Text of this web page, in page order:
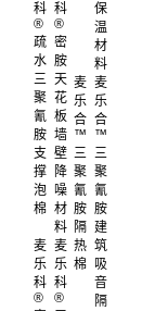
科
®
疏
水
三
聚
氰
胺
支
撑
泡
棉
科
®
密
胺
天
花
板
墙
壁
降
噪
材
料
麦
乐
科
®
麦
乐
科
®
保
温
材
料
麦
乐
合
™
三
聚
氰
胺
隔
热
棉
麦
乐
合
™
三
聚
氰
胺
建
筑
吸
音
隔